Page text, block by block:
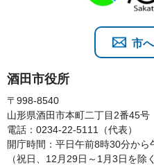
酒田市役所
〒998-8540
山形県酒田市本町二丁目2番45号
電話：0234-22-5111（代表）
開庁時間：平日午前8時30分から
（祝日、12月29日～1月3日を除く
市